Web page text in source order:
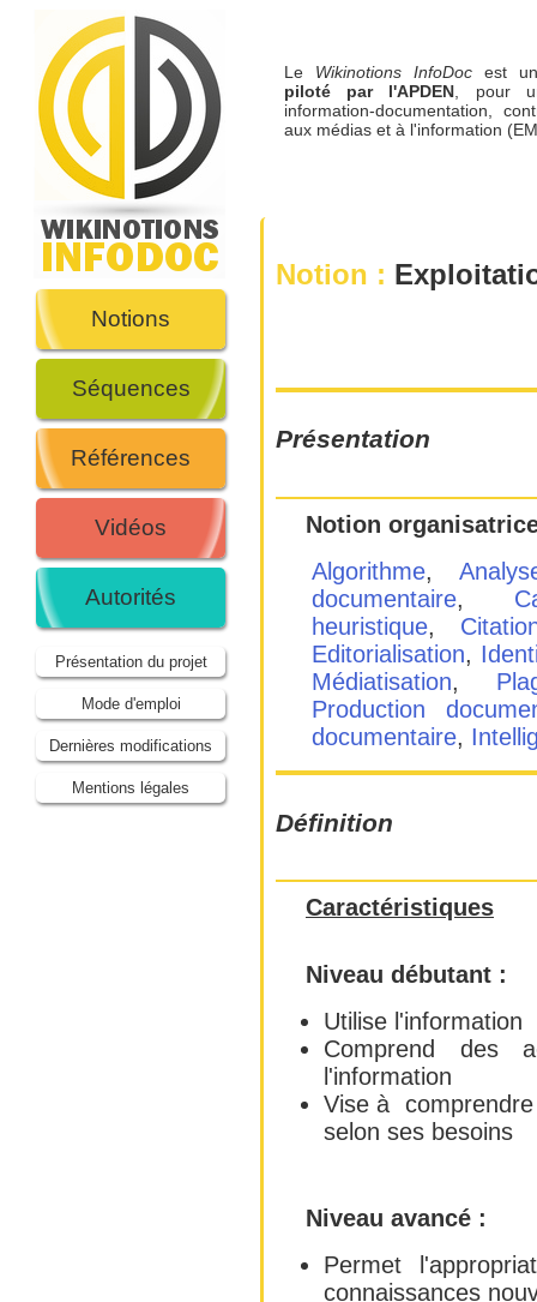
Notions
Séquences
Références
Vidéos
Autorités
Présentation du projet
Mode d'emploi
Dernières modifications
Mentions légales
Le Wikinotions InfoDoc est
piloté par l'APDEN, pour
information-documentation,
aux médias et à l'information
Notion :
Présentation
Notion
Algorithme,
documentaire,
heuristique,
Editorialisation,
Médiatisation,
Production
documentaire,
Définition
Caractéristiques
Niveau débutant :
Utilise l'information
Comprend des
l'information
Vise à
selon ses besoins
Niveau avancé :
Permet
connaissances